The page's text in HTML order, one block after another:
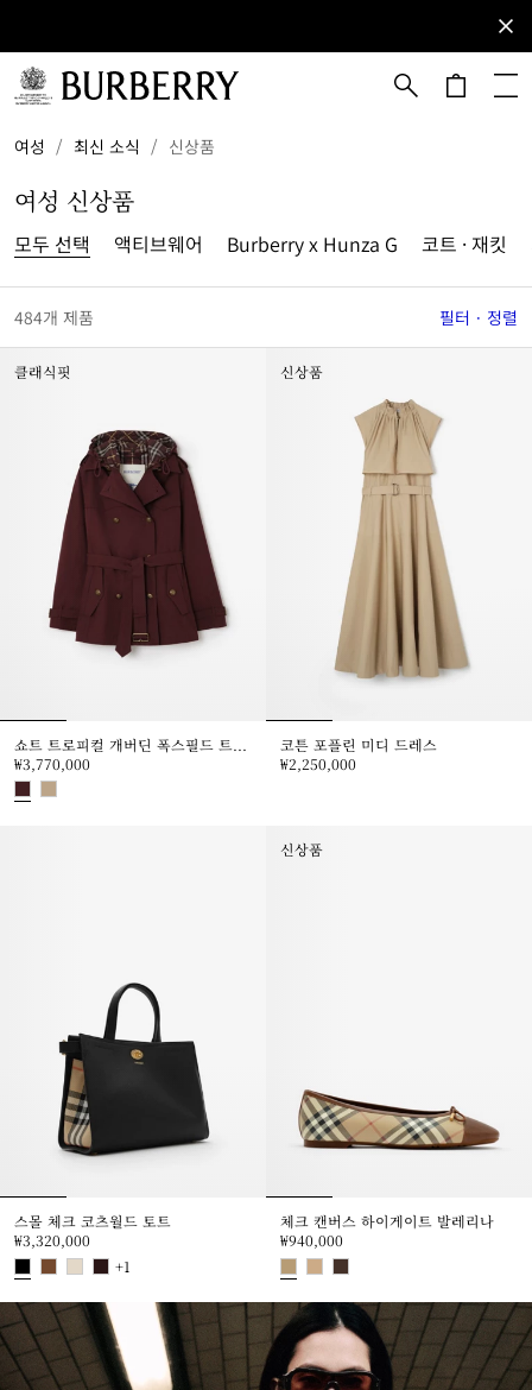
이
메
일
구
해
버
뉴
스
레
터
여성 / 최신 소식 / 신상품
여성 신상품
모두 선택 액티브웨어 Burberry x Hunza G 코트 · 재킷
484개 제품 필터 · 정렬
클래식핏
쇼트 트로피컬 개버딘 폭스필드 트렌치코트
₩3,770,000
신상품
코튼 포플린 미디 드레스
₩2,250,000
스몰 체크 코츠월드 토트
₩3,320,000
+1
신상품
체크 캔버스 하이게이트 발레리나
₩940,000